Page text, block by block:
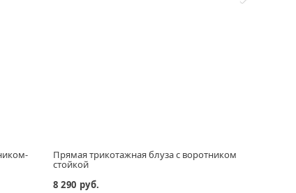
Прямая трикотажная блуза с воротником
стойкой
8 290 руб.